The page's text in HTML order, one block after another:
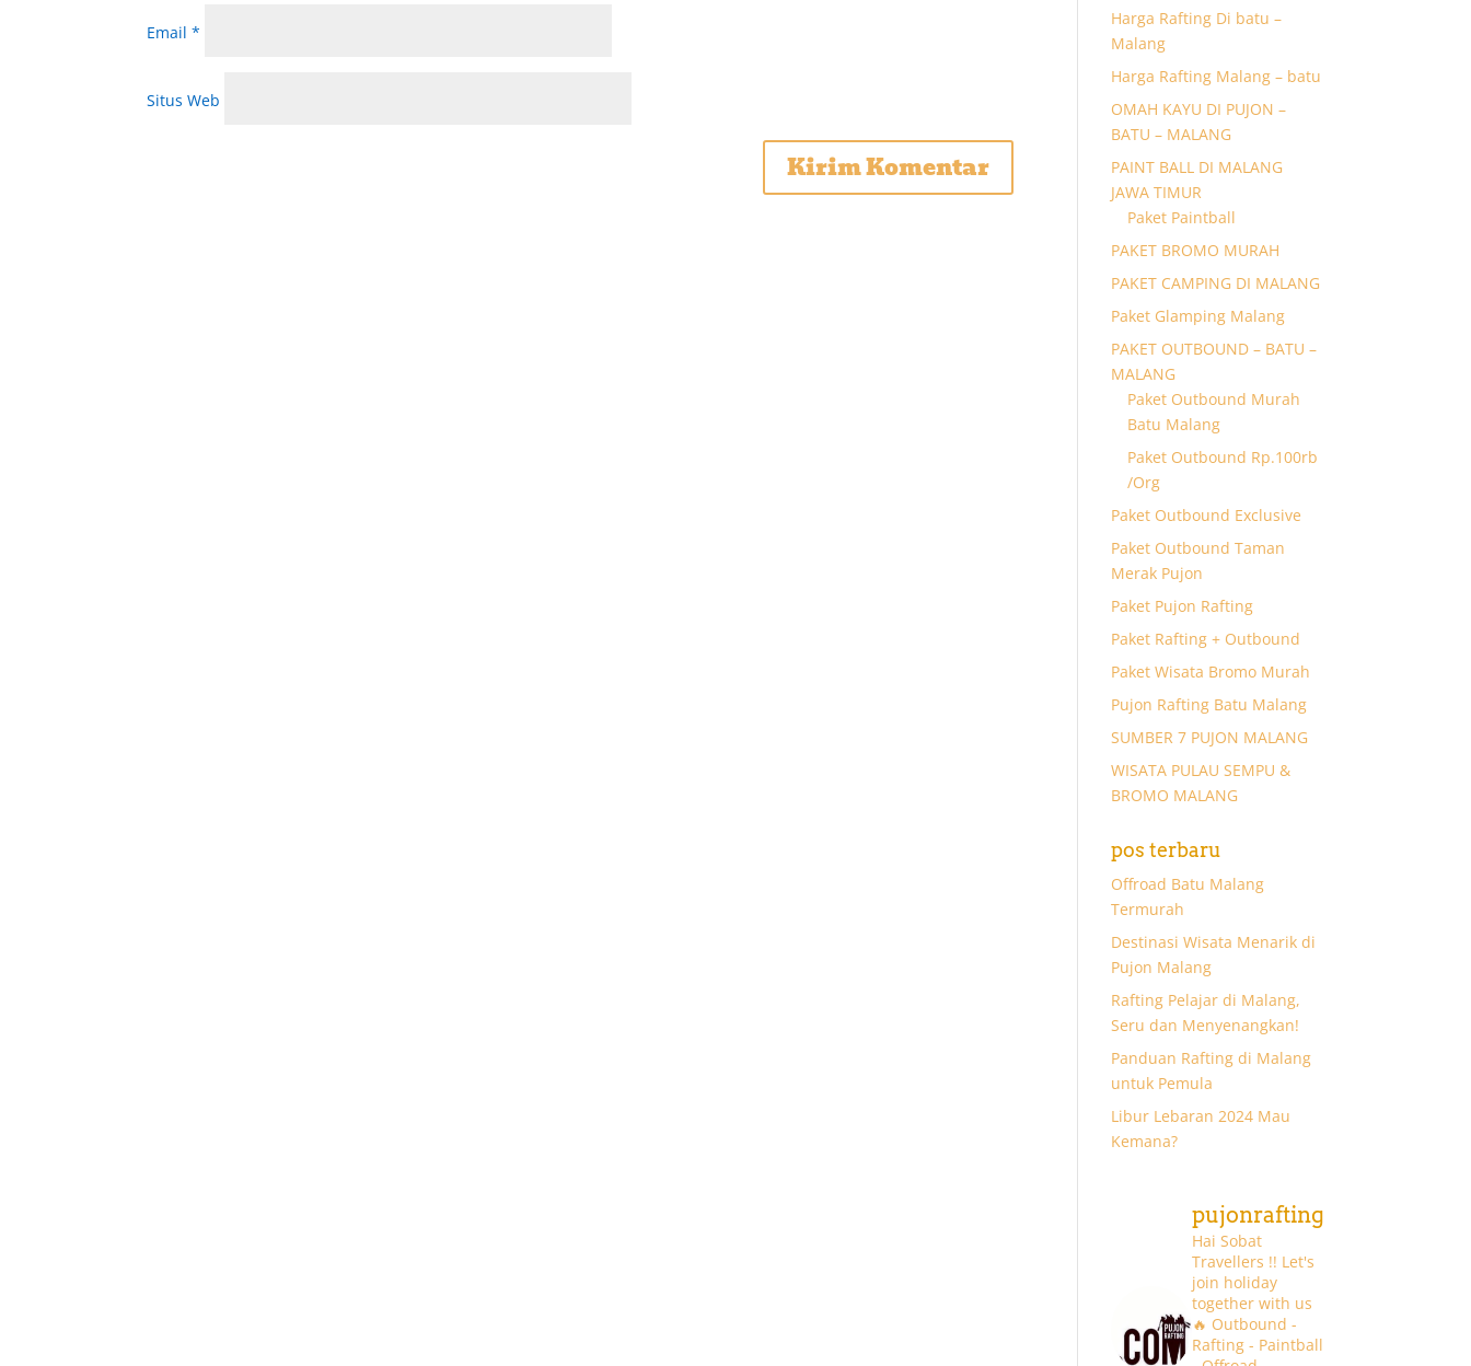
Email*
Situs Web
Harga Rafting Di batu –
Malang
Harga Rafting Malang – batu
OMAH KAYU DI PUJON –
BATU – MALANG
PAINT BALL DI MALANG
JAWA TIMUR
Paket Paintball
PAKET BROMO MURAH
PAKET CAMPING DI MALANG
Paket Glamping Malang
PAKET OUTBOUND – BATU –
MALANG
Paket Outbound Murah
Batu Malang
Paket Outbound Rp.100rb
/Org
Paket Outbound Exclusive
Paket Outbound Taman
Merak Pujon
Paket Pujon Rafting
Paket Rafting + Outbound
Paket Wisata Bromo Murah
Pujon Rafting Batu Malang
SUMBER 7 PUJON MALANG
WISATA PULAU SEMPU &
BROMO MALANG
pos terbaru
Offroad Batu Malang
Termurah
Destinasi Wisata Menarik di
Pujon Malang
Rafting Pelajar di Malang,
Seru dan Menyenangkan!
Panduan Rafting di Malang
untuk Pemula
Libur Lebaran 2024 Mau
Kemana?
pujonrafting
Hai Sobat
Travellers !! Let's
join holiday
together with us
🔥 Outbound -
Rafting - Paintball